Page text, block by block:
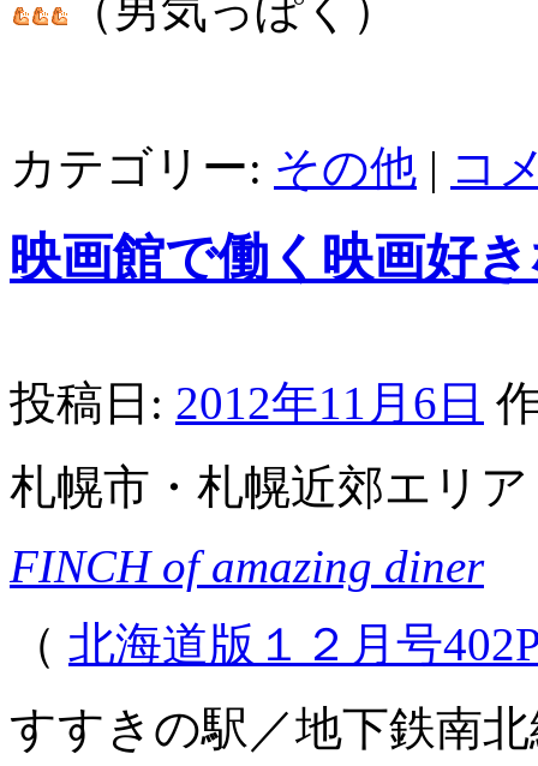
カテゴリー: その他 | コ
映画館で働く映画好
投稿日: 2012年11月6日
札幌市・札幌近郊エリ
FINCH of amazing diner
（ 北海道版１２月号
すすきの駅／地下鉄南